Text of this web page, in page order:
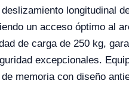
longitudinal
un acceso óptimo al
de carga de 250 kg,
excepcionales.
memoria con diseño